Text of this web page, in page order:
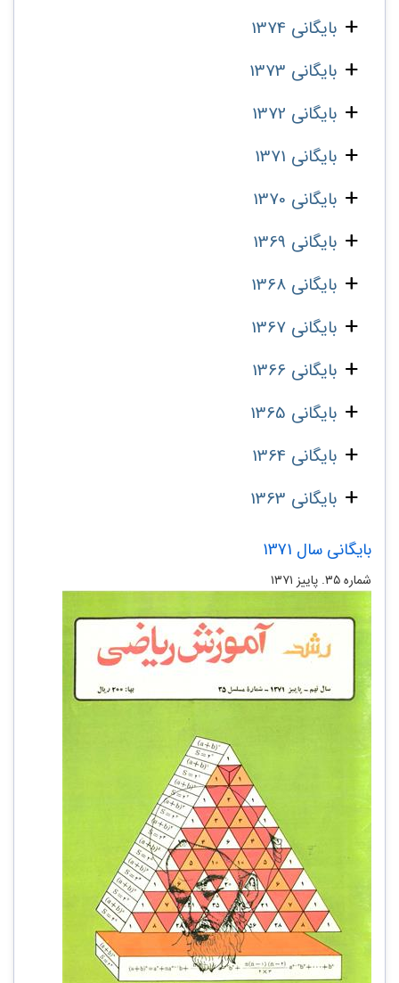
بایگانی 1374
بایگانی 1373
بایگانی 1372
بایگانی 1371
بایگانی 1370
بایگانی 1369
بایگانی 1368
بایگانی 1367
بایگانی 1366
بایگانی 1365
بایگانی 1364
بایگانی 1363
بایگانی سال 1371
شماره ۳۵. پاییز ۱۳۷۱